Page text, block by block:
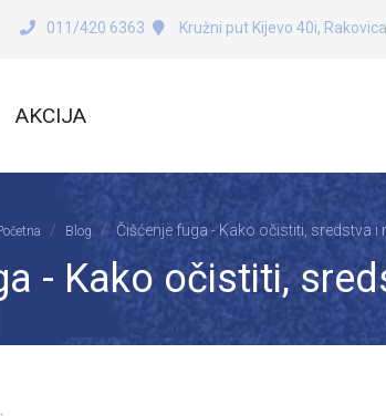
011/420 6363 Kružni put Kijevo 40i, Rakovica
AKCIJA
Blog Čišćenje fuga - Kako očistiti, sredstva i
- Kako očistiti,